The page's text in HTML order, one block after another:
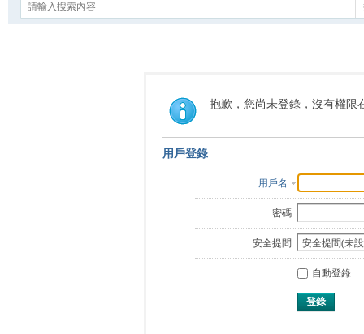
抱歉，您尚未登錄，沒有權限
用戶登錄
用戶名
密碼:
安全提問:
自動登錄
登錄